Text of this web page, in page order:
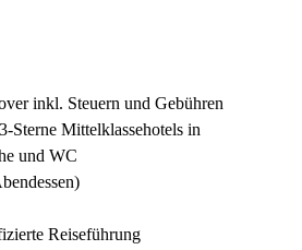
inkl. Steuern und Gebühren
Sterne Mittelklassehotels in
und WC
Reiseführung